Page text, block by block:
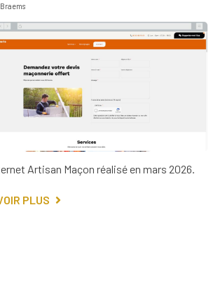
Artisan Maçon réalisé en mars 2026.
PLUS SUR